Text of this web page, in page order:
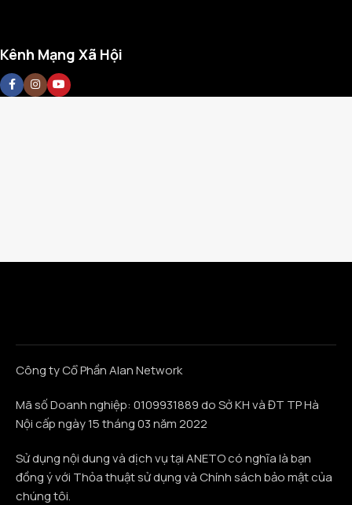
Kênh Mạng Xã Hội
Công ty Cổ Phần Alan Network
Mã số Doanh nghiệp: 0109931889 do Sở KH và ĐT TP Hà
Nội cấp ngày 15 tháng 03 năm 2022
Sử dụng nội dung và dịch vụ tại ANETO có nghĩa là bạn
đồng ý với Thỏa thuật sử dụng và Chính sách bảo mật của
chúng tôi.